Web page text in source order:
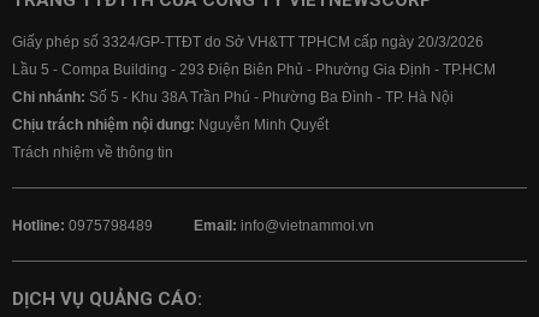
Giấy phép số 3324/GP-TTĐT do Sở VH&TT TPHCM cấp ngày 20/3/2026
Lầu 5 - Compa Building - 293 Điện Biên Phủ - Phường Gia Định - TP.HCM
Chi nhánh: Số 5 - Khu 38A Trần Phú - Phường Ba Đình - TP. Hà Nội
Chịu trách nhiệm nội dung: Nguyễn Minh Quyết
Trách nhiệm về thông tin
Hotline: 0975798489 Email: info@vietnammoi.vn
DỊCH VỤ QUẢNG CÁO: